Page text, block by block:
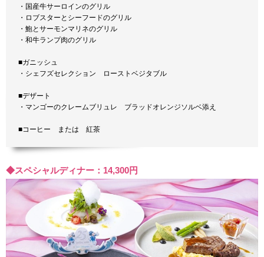
・国産牛サーロインのグリル
・ロブスターとシーフードのグリル
・鮑とサーモンマリネのグリル
・和牛ランプ肉のグリル
■ガニッシュ
・シェフズセレクション ローストベジタブル
■デザート
・マンゴーのクレームブリュレ ブラッドオレンジソルベ添え
■コーヒー または 紅茶
◆スペシャルディナー：14,300円